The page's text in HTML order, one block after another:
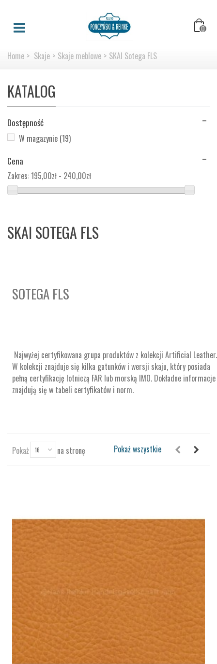
0
Home > Skaje > Skaje meblowe > SKAI Sotega FLS
KATALOG
Dostępność
W magazynie (19)
Cena
Zakres:195,00zł - 240,00zł
SKAI SOTEGA FLS
SOTEGA FLS
Najwyżej certyfikowana grupa produktów z kolekcji Artificial Leather.
W kolekcji znajduje się kilka gatunków i wersji skaju, który posiada
pełną certyfikację lotniczą FAR lub morską IMO. Dokładne informacje
znajdują się w tabeli certyfikatów i norm.
Pokaż 16 na stronę Pokaż wszystkie